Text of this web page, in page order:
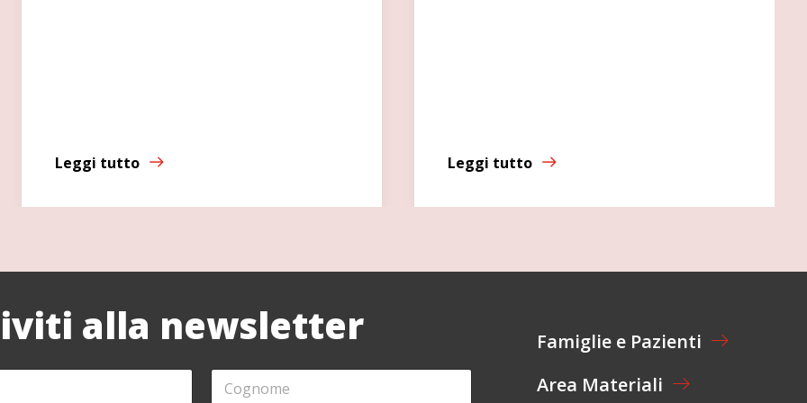
Leggi tutto Leggi tutto
alla newsletter
C
Famiglie e Pazienti
Area Materiali